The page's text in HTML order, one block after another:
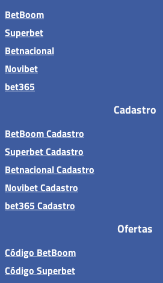
BetBoom
Superbet
Betnacional
Novibet
bet365
Cadastro
BetBoom Cadastro
Superbet Cadastro
Betnacional Cadastro
Novibet Cadastro
bet365 Cadastro
Ofertas
Código BetBoom
Código Superbet